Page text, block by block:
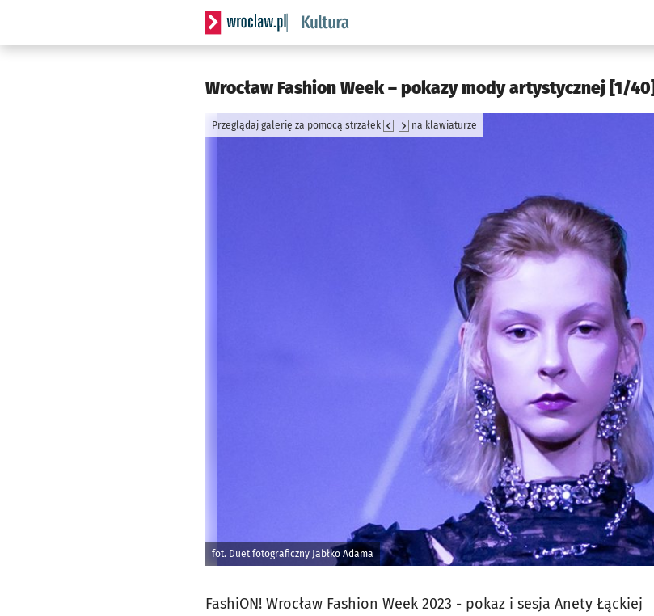
Serwis informacyjny wroclaw.pl podserwis: Kultura
Wrocław Fashion Week – pokazy mody artystycznej [1/40]
fot. Duet fotograficzny Jabłko Adama
Przeglądaj galerię za pomocą strzałek na klawiaturze
FashiON! Wrocław Fashion Week 2023 - pokaz i sesja Anety Łąckiej